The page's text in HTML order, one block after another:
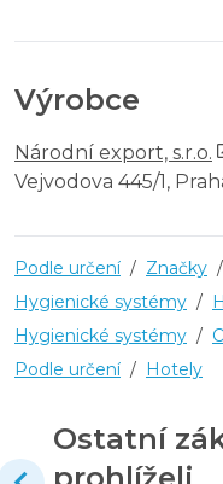
Výrobce
Národní export, s.r.o.
Vejvodova 445/1,
Podle určení / Značky /
Hygienické systémy /
Hygienické systémy /
Podle určení / Hotely
Ostatní